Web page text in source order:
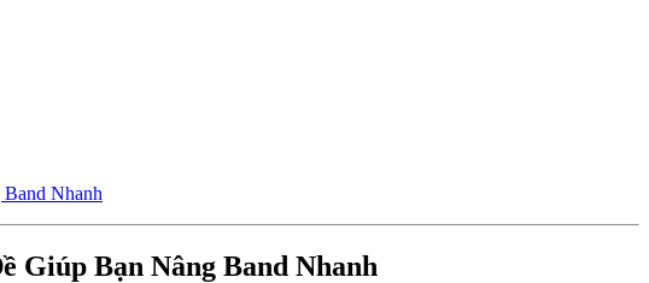
Nhanh
Bạn Nâng Band Nhanh